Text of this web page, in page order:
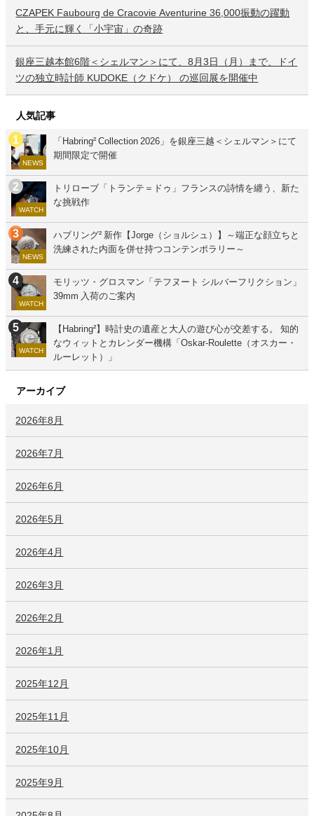
CZAPEK Faubourg de Cracovie Aventurine 36,000振動の躍動
と、手元に輝く「小宇宙」の奇跡
銀座三越本館6階＜シェルマン＞にて、8月3日（月）まで、ドイ
ツの独立時計師 KUDOKE（クドケ） の巡回展を開催中
人気記事
NEWS
「Habring² Collection 2026」を銀座三越＜シェルマン＞にて
期間限定で開催
WATCH
トリローブ「トランテ＝ドゥ」フランスの詩情を纏う、新た
な挑戦作
NEWS
ハブリング² 新作【Jorge（ショルシュ）】～端正な顔立ちと
洗練された内面を併せ持つコンテンポラリー～
WATCH
モリッツ・グロスマン「テフヌート シルバーフリクション」
39mm 入荷のご案内
WATCH
【Habring²】時計史の遺産と大人の遊び心が交差する。 知的
なウィットとカレンダー機構「Oskar-Roulette（オスカー・
ルーレット）」
アーカイブ
2026年8月
2026年7月
2026年6月
2026年5月
2026年4月
2026年3月
2026年2月
2026年1月
2025年12月
2025年11月
2025年10月
2025年9月